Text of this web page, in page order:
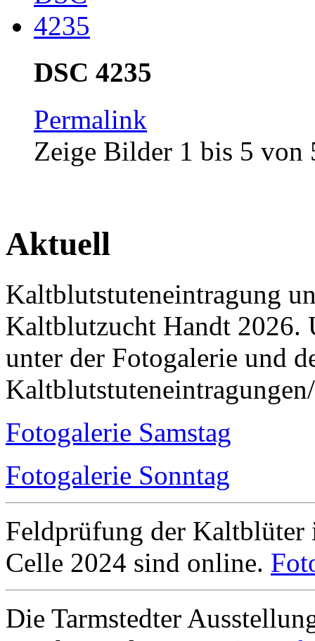
DSC 4235
Permalink
Zeige Bilder 1 bis 5 von
Aktuell
Kaltblutstuteneintragung
Kaltblutzucht Handt 2026.
unter der Fotogalerie und
Fotogalerie Samstag
Fotogalerie Sonntag
Feldprüfung der Kaltblüter
Celle 2024 sind online.
Die Tarmstedter